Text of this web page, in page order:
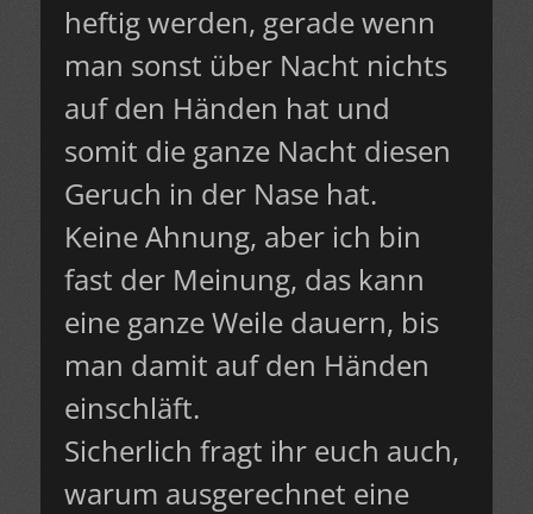
heftig werden, gerade wenn
man sonst über Nacht nichts
auf den Händen hat und
somit die ganze Nacht diesen
Geruch in der Nase hat.
Keine Ahnung, aber ich bin
fast der Meinung, das kann
eine ganze Weile dauern, bis
man damit auf den Händen
einschläft.
Sicherlich fragt ihr euch auch,
warum ausgerechnet eine